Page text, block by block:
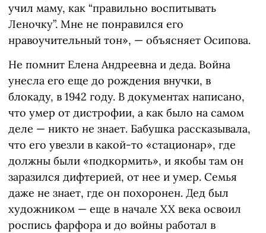
учил маму, как “правильно воспитывать
Леночку”. Мне не понравился его
нравоучительный тон», — объясняет Осипова.
Не помнит Елена Андреевна и деда. Война
унесла его еще до рождения внучки, в
блокаду, в 1942 году. В документах написано,
что умер от дистрофии, а как было на самом
деле — никто не знает. Бабушка рассказывала,
что его увезли в какой-то «стационар», где
должны были «подкормить», и якобы там он
заразился дифтерией, от нее и умер. Семья
даже не знает, где он похоронен. Дед был
художником — еще в начале XX века освоил
роспись фарфора и до войны работал в